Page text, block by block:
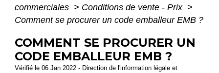
commerciales > Conditions de vente - Prix >
Comment se procurer un code emballeur EMB ?
COMMENT SE PROCURER UN
CODE EMBALLEUR EMB ?
Vérifié le 06 Jan 2022 - Direction de l'information légale et